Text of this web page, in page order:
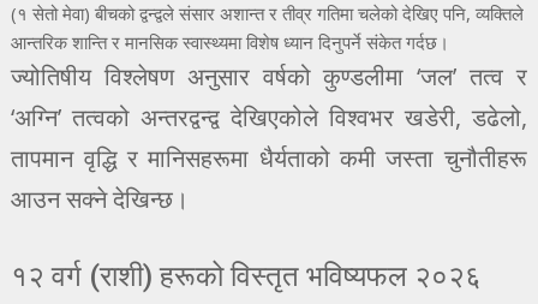
(१ सेतो मेवा) बीचको द्वन्द्वले संसार अशान्त र तीव्र गतिमा चलेको देखिए पनि, व्यक्तिले
आन्तरिक शान्ति र मानसिक स्वास्थ्यमा विशेष ध्यान दिनुपर्ने संकेत गर्दछ।
ज्योतिषीय विश्लेषण अनुसार वर्षको कुण्डलीमा ‘जल’ तत्व र
‘अग्नि’ तत्वको अन्तरद्वन्द्व देखिएकोले विश्वभर खडेरी, डढेलो,
तापमान वृद्धि र मानिसहरूमा धैर्यताको कमी जस्ता चुनौतीहरू
आउन सक्ने देखिन्छ।
१२ वर्ग (राशी) हरूको विस्तृत भविष्यफल २०२६